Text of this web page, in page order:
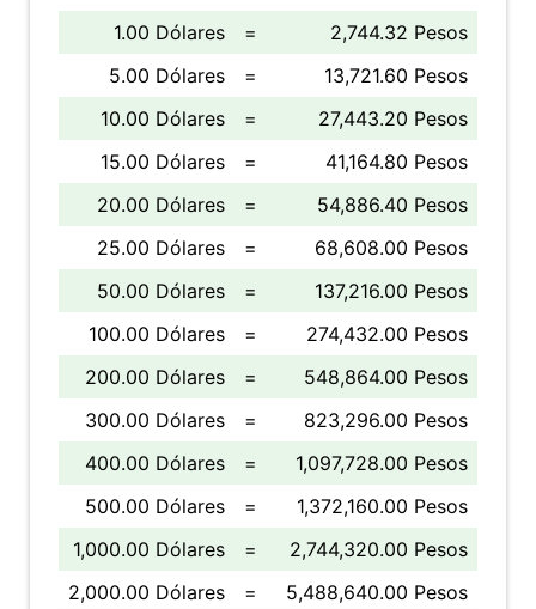
1.00 Dólares =
2,744.32 Pesos
5.00 Dólares
=
13,721.60 Pesos
10.00 Dólares
=
27,443.20 Pesos
15.00 Dólares
=
41,164.80 Pesos
20.00 Dólares
=
54,886.40 Pesos
25.00 Dólares
=
68,608.00 Pesos
50.00 Dólares
=
137,216.00 Pesos
100.00 Dólares
=
274,432.00 Pesos
200.00 Dólares
=
548,864.00 Pesos
300.00 Dólares
=
823,296.00 Pesos
400.00 Dólares
=
1,097,728.00 Pesos
500.00 Dólares
=
1,372,160.00 Pesos
1,000.00 Dólares
=
2,744,320.00 Pesos
2,000.00 Dólares
=
5,488,640.00 Pesos